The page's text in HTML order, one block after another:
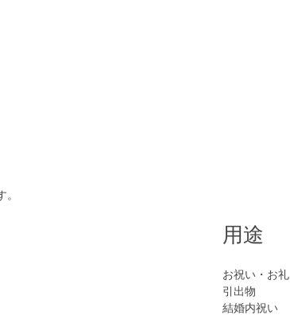
用途
お祝い・お礼
引出物
結婚内祝い